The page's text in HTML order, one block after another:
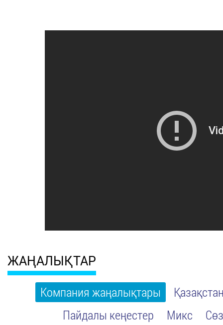
ЖАҢАЛЫҚТАР
Компания жаңалықтары
Пайдалы кеңестер
Микс